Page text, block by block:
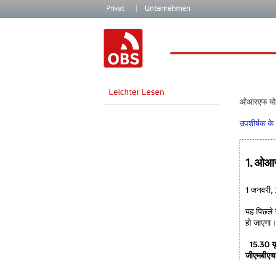
Privat | Unternehmen
ओआरएफ
उपशीर्षक के
1.
1 जनवरी,
यह पिछले
हो जाएगा।
15.30
जीएमबीएच
Leichter Lesen